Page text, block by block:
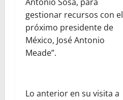
gestionar recursos con el
próximo presidente de
México, José Antonio
Meade”.
Lo anterior en su visita a